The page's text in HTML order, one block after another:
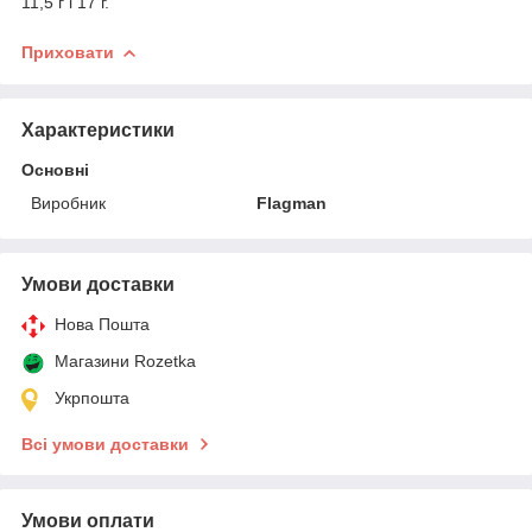
Приховати
Характеристики
Основні
Виробник
Flagman
Умови доставки
Нова Пошта
Магазини Rozetka
Укрпошта
Всі умови доставки
Умови оплати